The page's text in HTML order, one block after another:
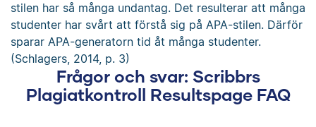
stilen har så många undantag. Det resulterar att många
studenter har svårt att förstå sig på APA-stilen. Därför
sparar APA-generatorn tid åt många studenter.
(Schlagers, 2014, p. 3)
Frågor och svar: Scribbrs
Plagiatkontroll Resultspage FAQ